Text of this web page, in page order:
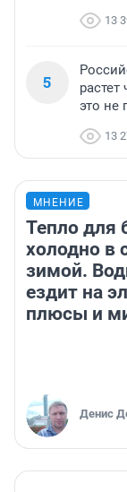
13
5
это не
13
МНЕНИЕ
Тепло для
холодно в
зимой.
ездит на
плюсы и
Денис